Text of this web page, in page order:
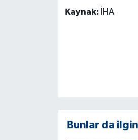
Kaynak: İHA
Bunlar da